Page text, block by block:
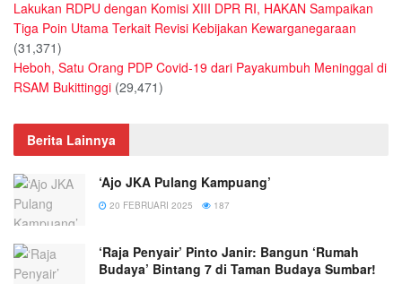
Lakukan RDPU dengan Komisi XIII DPR RI, HAKAN Sampaikan
Tiga Poin Utama Terkait Revisi Kebijakan Kewarganegaraan
(31,371)
Heboh, Satu Orang PDP Covid-19 dari Payakumbuh Meninggal di
RSAM Bukittinggi (29,471)
Berita Lainnya
‘Ajo JKA Pulang Kampuang’
20 FEBRUARI 2025 187
‘Raja Penyair’ Pinto Janir: Bangun ‘Rumah
Budaya’ Bintang 7 di Taman Budaya Sumbar!